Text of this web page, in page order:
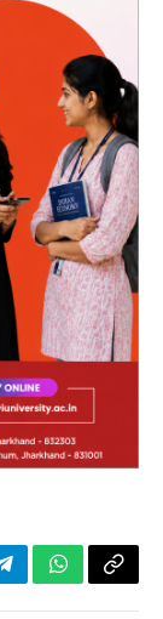
TelegramWhatsApp
Copy